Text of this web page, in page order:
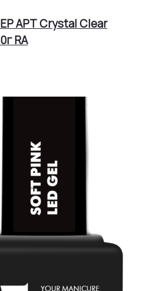
АРТ Crystal Clear
RA